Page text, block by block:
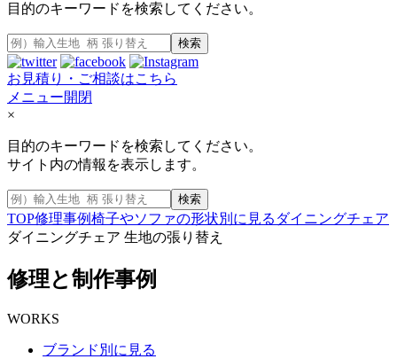
目的のキーワードを検索してください。
検索
お見積り・ご相談はこちら
メニュー開閉
×
目的のキーワードを検索してください。
サイト内の情報を表示します。
検索
TOP修理事例椅子やソファの形状別に見る ダイニングチェア
ダイニングチェア 生地の張り替え
修理と制作事例
WORKS
ブランド別に見る